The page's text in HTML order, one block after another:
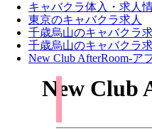
キャバクラ体入・求人
東京のキャバクラ求人
千歳烏山のキャバクラ
千歳烏山のキャバクラ
New Club AfterRoom-ア
New Club